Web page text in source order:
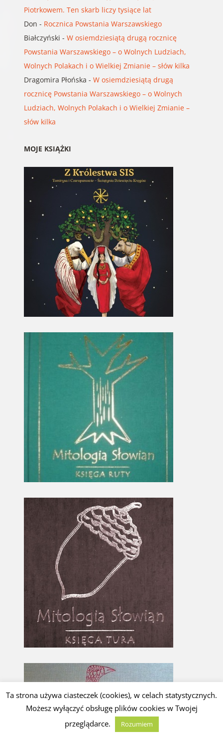
Piotrkowem. Ten skarb liczy tysiące lat
Don - Rocznica Powstania Warszawskiego
Białczyński - W osiemdziesiątą drugą rocznicę
Powstania Warszawskiego – o Wolnych Ludziach,
Wolnych Polakach i o Wielkiej Zmianie – słów kilka
Dragomira Płońska - W osiemdziesiątą drugą
rocznicę Powstania Warszawskiego – o Wolnych
Ludziach, Wolnych Polakach i o Wielkiej Zmianie –
słów kilka
MOJE KSIĄŻKI
Ta strona używa ciasteczek (cookies), w celach statystycznych.
Możesz wyłączyć obsługę plików cookies w Twojej
przeglądarce.
Rozumiem